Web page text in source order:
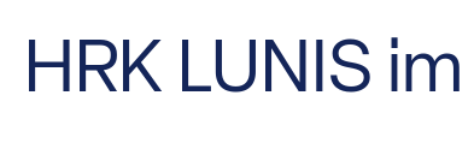
HRK LUNIS